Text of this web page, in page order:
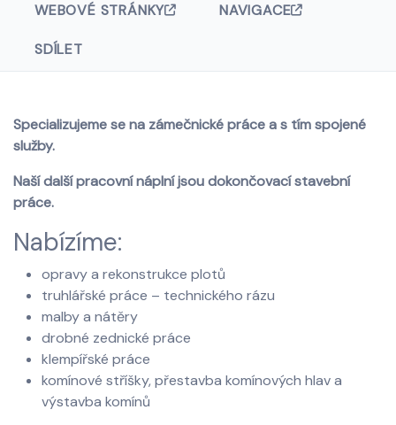
WEBOVÉ STRÁNKY NAVIGACE
SDÍLET
Specializujeme se na zámečnické práce a s tím spojené
služby.
Naší další pracovní náplní jsou dokončovací stavební
práce.
Nabízíme:
opravy a rekonstrukce plotů
truhlářské práce – technického rázu
malby a nátěry
drobné zednické práce
klempířské práce
komínové stříšky, přestavba komínových hlav a
výstavba komínů